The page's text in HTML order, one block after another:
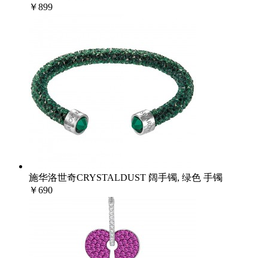
￥899
施华洛世奇CRYSTALDUST 阔手镯, 绿色 手镯
￥690